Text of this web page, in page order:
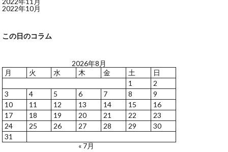
2022年10月
この日のコラム
2026年8月
月
火 水 木 金 土
日
1
2
3
4 5 6 7 8
9
10
11 12 13 14 15
16
17
18 19 20 21 22
23
24
25 26 27 28 29
30
31
« 7月